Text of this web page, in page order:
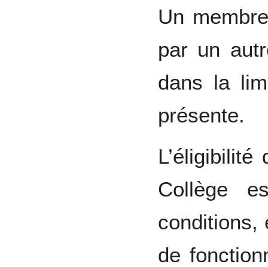
Un
par un
dans la
présente.
Collège
conditions,
de